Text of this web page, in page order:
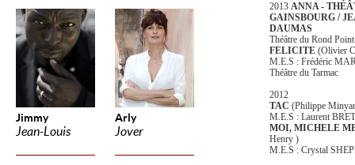
Jimmy
Jean-Louis
Arly
Jover
2013 ANNA -
GAINSBOURG /
DAUMAS
Théâtre du Rond
FELICITE (Olivier
M.E.S : Frédéric
Théâtre du Tarmac
2012
TAC (Philippe
M.E.S : Laurent
MOI, MICHELE
Henry )
M.E.S : Crystal